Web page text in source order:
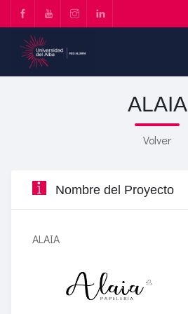
ALAIA
Volver
Nombre del Proyecto
ALAIA